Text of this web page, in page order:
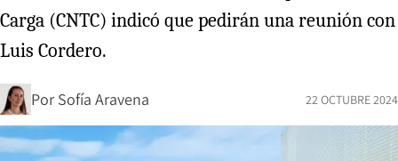
Carga (CNTC) indicó que pedirán una reunión con
Luis Cordero.
Por Sofía Aravena 22 OCTUBRE 2024